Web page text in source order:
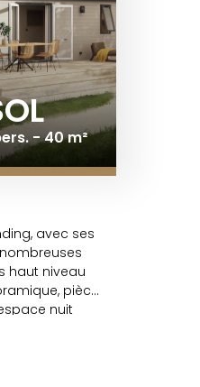
- 40 m²
avec ses
haut niveau
pièce
nuit
accueillis
vue en prime